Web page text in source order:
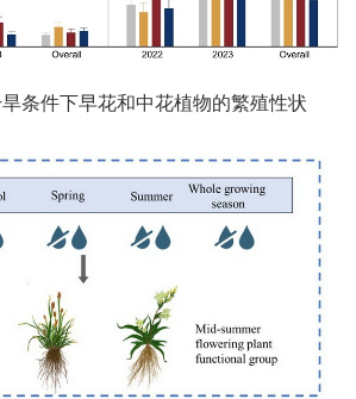
条件下早花和中花植物的繁殖性状